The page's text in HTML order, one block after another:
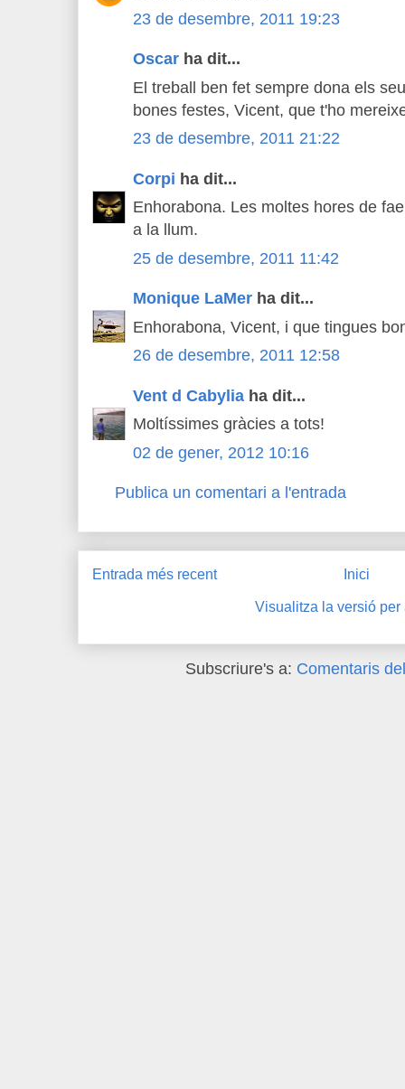
23 de desembre, 2011 19:23
Oscar ha dit...
El treball ben fet sempre dona els
bones festes, Vicent, que t'ho
23 de desembre, 2011 21:22
Corpi ha dit...
Enhorabona. Les moltes hores de
a la llum.
25 de desembre, 2011 11:42
Monique LaMer ha dit...
Enhorabona, Vicent, i que tingues
26 de desembre, 2011 12:58
Vent d Cabylia ha dit...
Moltíssimes gràcies a tots!
02 de gener, 2012 10:16
Publica un comentari a l'entrada
Entrada més recent Inici
Visualitza la versió per
Subscriure's a: Comentaris